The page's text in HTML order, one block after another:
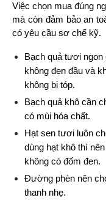
Việc chọn mua đúng
mà còn đảm bảo an
có yêu cầu sơ chế kỹ.
Bạch quả tươi ngon
không đen đầu và
không bị tóp.
Bạch quả khô cần
có mùi hóa chất.
Hạt sen tươi luôn
dùng hạt khô thì
không có đốm đen.
Đường phèn nên
thanh nhẹ.